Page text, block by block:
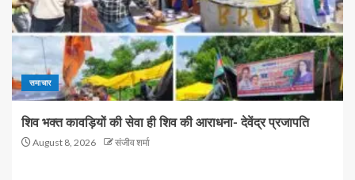
समाचार
शिव भक्त कावड़ियों की सेवा ही शिव की आराधना- देवेंद्र प्रजापति
August 8, 2026 संजीव शर्मा